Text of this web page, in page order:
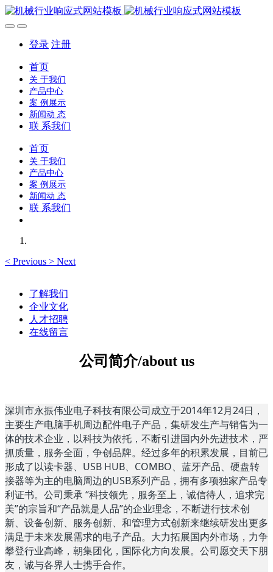
登录 注册
首页
关 于我们
产品中心
案 例展示
新闻动 态
联 系我们
首页
关 于我们
产品中心
案 例展示
新闻动 态
联 系我们
< Previous > Next
了解我们
企业文化
人才招聘
在线留言
公司简介/about us
深圳市永振伟业电子科技有限公司成立于2014年12月24日，
主要生产电脑手机周边配件电子产品，集研发生产与销售为一
体的技术企业，以科技为依托，不断引进国内外先进技术，严
抓质量，服务全面，争创品牌。经过多年的积累发展，目前已
形成了以读卡器、USB HUB、COMBO、蓝牙产品、硬盘转
接器等为主的电脑周边的USB系列产品，拥有多项独家产品专
利证书。公司秉承 “科技领先，服务至上，诚信待人，追求完
美”的宗旨和“产品就是人品”的企业理念，不断进行技术创
新、设备创新、服务创新、和管理方式创新来继续研发出更多
满足于未来发展需求的电子产品。大力拓展国内外市场，力争
攀登行业高峰，朝集团化，国际化方向发展。公司愿交天下朋
友，诚与各界人士携手合作。